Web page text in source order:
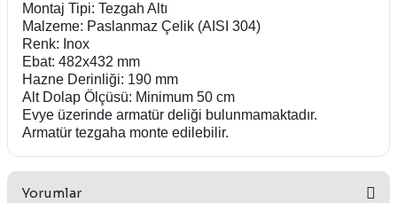
Montaj Tipi: Tezgah Altı
Malzeme: Paslanmaz Çelik (AISI 304)
Renk: Inox
Ebat: 482x432 mm
Hazne Derinliği: 190 mm
Alt Dolap Ölçüsü: Minimum 50 cm
Evye üzerinde armatür deliği bulunmamaktadır.
Armatür tezgaha monte edilebilir.
Yorumlar